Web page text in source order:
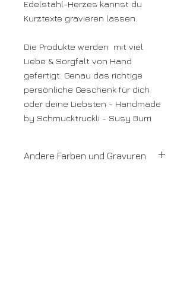
Edelstahl-Herzes kannst du
Kurztexte gravieren lassen.
Die Produkte werden mit viel
Liebe & Sorgfalt von Hand
gefertigt. Genau das richtige
persönliche Geschenk für dich
oder deine Liebsten - Handmade
by Schmucktruckli - Susy Burri
Andere Farben und Gravuren